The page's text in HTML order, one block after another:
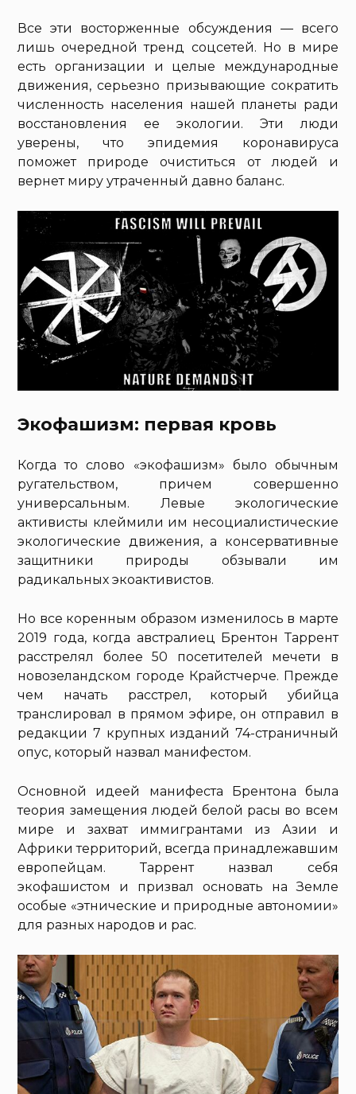
Все эти восторженные обсуждения — всего
лишь очередной тренд соцсетей. Но в мире
есть организации и целые международные
движения, серьезно призывающие сократить
численность населения нашей планеты ради
восстановления ее экологии. Эти люди
уверены, что эпидемия коронавируса
поможет природе очиститься от людей и
вернет миру утраченный давно баланс.
Экофашизм: первая кровь
Когда то слово «экофашизм» было обычным
ругательством, причем совершенно
универсальным. Левые экологические
активисты клеймили им несоциалистические
экологические движения, а консервативные
защитники природы обзывали им
радикальных экоактивистов.
Но все коренным образом изменилось в марте
2019 года, когда австралиец Брентон Таррент
расстрелял более 50 посетителей мечети в
новозеландском городе Крайстчерче. Прежде
чем начать расстрел, который убийца
транслировал в прямом эфире, он отправил в
редакции 7 крупных изданий 74-страничный
опус, который назвал манифестом.
Основной идеей манифеста Брентона была
теория замещения людей белой расы во всем
мире и захват иммигрантами из Азии и
Африки территорий, всегда принадлежавшим
европейцам. Таррент назвал себя
экофашистом и призвал основать на Земле
особые «этнические и природные автономии»
для разных народов и рас.